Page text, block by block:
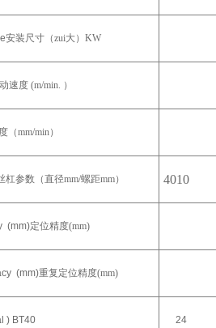
安装尺寸（zui大）KW
速度 (m/min. ）
（mm/min）
杠参数（直径mm/螺距mm） 4010
(mm)定位精度(mm)
(mm)重复定位精度(mm)
) BT40 24